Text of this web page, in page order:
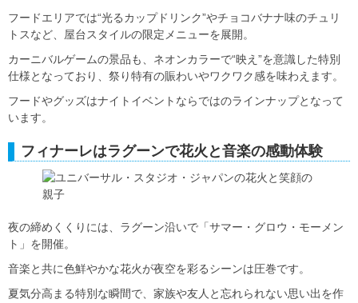
フードエリアでは“光るカップドリンク”やチョコバナナ味のチュリ
トスなど、屋台スタイルの限定メニューを展開。
カーニバルゲームの景品も、ネオンカラーで“映え”を意識した特別
仕様となっており、祭り特有の賑わいやワクワク感を味わえます。
フードやグッズはナイトイベントならではのラインナップとなって
います。
フィナーレはラグーンで花火と音楽の感動体験
夜の締めくくりには、ラグーン沿いで「サマー・グロウ・モーメン
ト」を開催。
音楽と共に色鮮やかな花火が夜空を彩るシーンは圧巻です。
夏気分高まる特別な瞬間で、家族や友人と忘れられない思い出を作